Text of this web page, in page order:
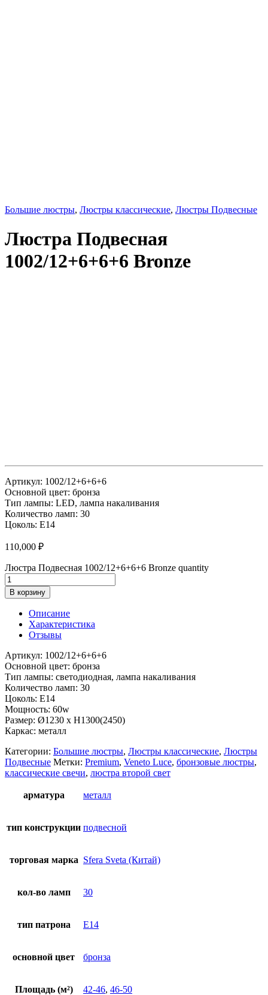
Большие люстры, Люстры классические, Люстры Подвесные
Люстра Подвесная
1002/12+6+6+6 Bronze
Артикул: 1002/12+6+6+6
Основной цвет: бронза
Тип лампы: LED, лампа накаливания
Количество ламп: 30
Цоколь: Е14
110,000 ₽
Люстра Подвесная 1002/12+6+6+6 Bronze quantity
В корзину
Описание
Характеристика
Отзывы
Артикул: 1002/12+6+6+6
Основной цвет: бронза
Тип лампы: светодиодная, лампа накаливания
Количество ламп: 30
Цоколь: Е14
Мощность: 60w
Размер: Ø1230 x H1300(2450)
Каркас: металл
Категории: Большие люстры, Люстры классические, Люстры
Подвесные Метки: Premium, Veneto Luce, бронзовые люстры,
классические свечи, люстра второй свет
арматура металл
тип конструкции подвесной
торговая марка Sfera Sveta (Китай)
кол-во ламп 30
тип патрона E14
основной цвет бронза
Площадь (м²) 42-46, 46-50